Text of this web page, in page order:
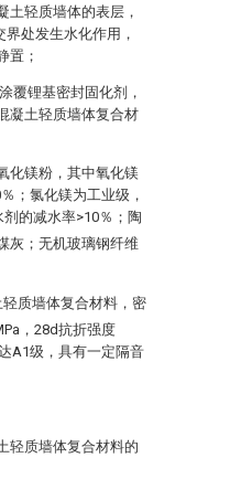
土轻质墙体的表层，
处发生水化作用，
置；
覆锂基密封固化剂，
凝土轻质墙体复合材
化镁粉，其中氧化镁
；氯化镁为工业级，
的减水率>10％；陶
灰；无机玻璃钢纤维
质墙体复合材料，密
，28d抗折强度
A1级，具有一定隔音
轻质墙体复合材料的